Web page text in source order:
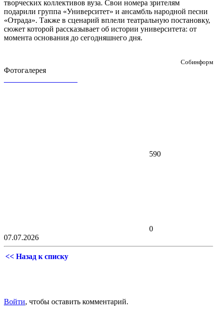
творческих коллективов вуза. Свои номера зрителям
подарили группа «Университет» и ансамбль народной песни
«Отрада». Также в сценарий вплели театральную постановку,
сюжет которой рассказывает об истории университета: от
момента основания до сегодняшнего дня.
Собинформ
Фотогалерея
590
0
07.07.2026
<< Назад к списку
Войти, чтобы оставить комментарий.